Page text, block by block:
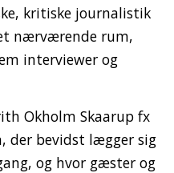
kritiske journalistik
nærværende rum,
interviewer og
Okholm Skaarup fx
der bevidst lægger sig
og hvor gæster og